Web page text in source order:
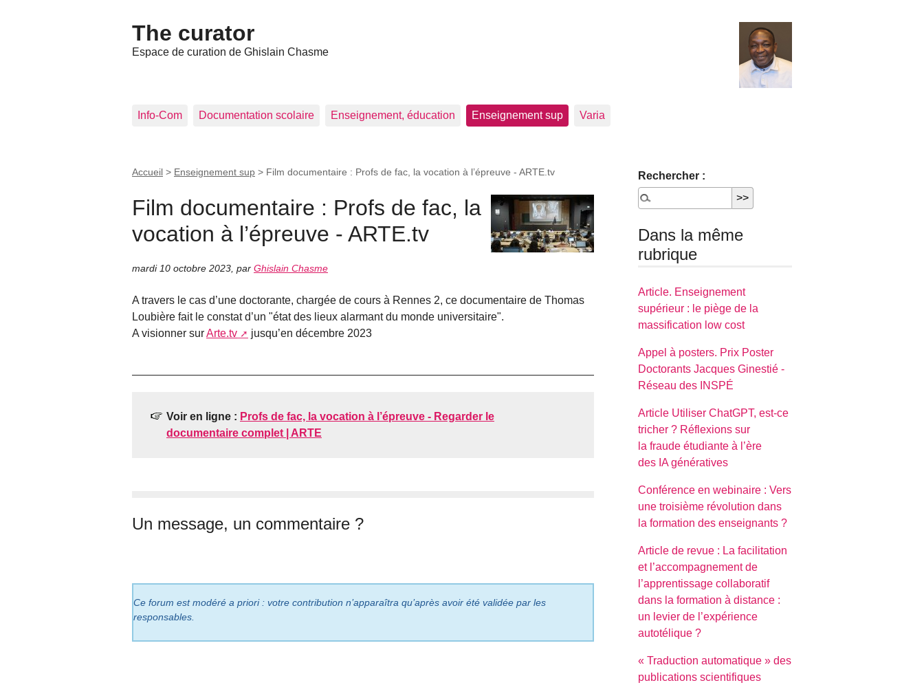
The curator
Espace de curation de Ghislain Chasme
Info-Com Documentation scolaire Enseignement, éducation Enseignement sup Varia
Accueil > Enseignement sup > Film documentaire : Profs de fac, la vocation à l’épreuve - ARTE.tv
Film documentaire : Profs de fac, la
vocation à l’épreuve - ARTE.tv
mardi 10 octobre 2023 par Ghislain Chasme
A travers le cas d’une doctorante, chargée de cours à Rennes 2, ce documentaire de Thomas
Loubière fait le constat d’un "état des lieux alarmant du monde universitaire".
A visionner surArte.tv jusqu’en décembre 2023
Voir en ligne : Profs de fac, la vocation à l’épreuve - Regarder le
documentaire complet | ARTE
Un message, un commentaire ?
Ce forum est modéré a priori : votre contribution n’apparaîtra qu’après avoir été validée par les
responsables.
Rechercher :
Dans la même
rubrique
Article. Enseignement
supérieur : le piège de la
massification low cost
Appel à posters. Prix Poster
Doctorants Jacques Ginestié -
Réseau des INSPÉ
Article Utiliser ChatGPT, est-ce
tricher ? Réflexions sur
la fraude étudiante à l’ère
des IA génératives
Conférence en webinaire : Vers
une troisième révolution dans
la formation des enseignants ?
Article de revue : La facilitation
et l’accompagnement de
l’apprentissage collaboratif
dans la formation à distance :
un levier de l’expérience
autotélique ?
« Traduction automatique » des
publications scientifiques